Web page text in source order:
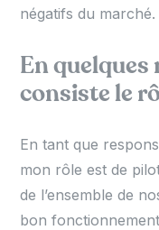
négatifs du marché.
En quelques
consiste le
En tant que
mon rôle est de
de l’ensemble de
bon